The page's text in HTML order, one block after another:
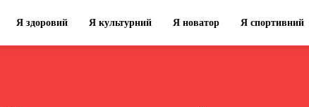
Я здоровий Я культурний Я новатор Я спортивний